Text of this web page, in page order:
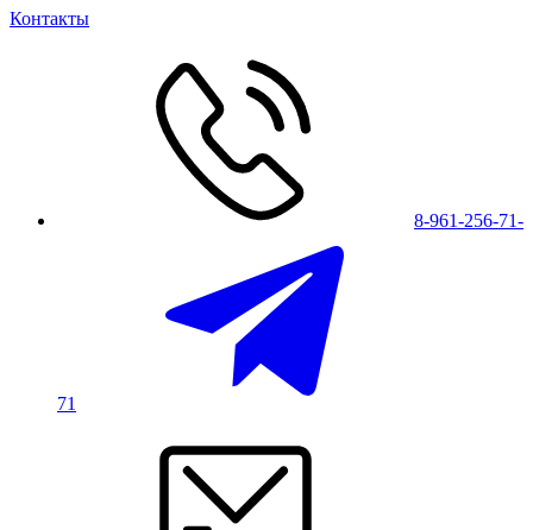
Контакты
8-961-256-71-
71